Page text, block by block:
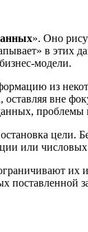
». Оно
в этих
модели.
из
вне
цели.
или числовых
их
поставленной